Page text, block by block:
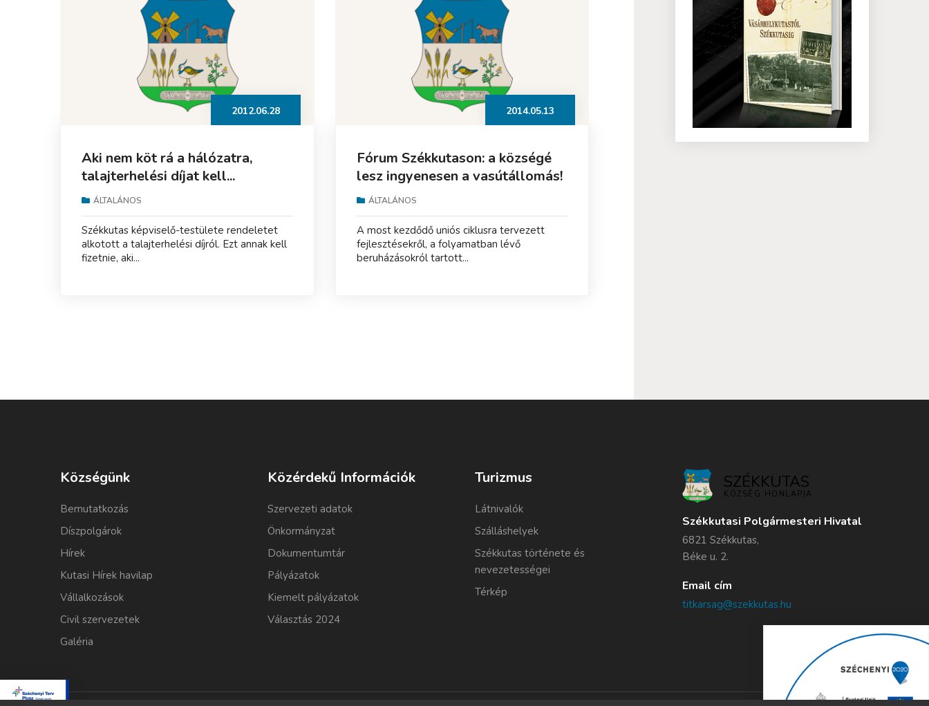
2012.06.28
Aki nem köt rá a hálózatra,
talajterhelési díjat kell...
ÁLTALÁNOS
Székkutas képviselő-testülete rendeletet
alkotott a talajterhelési díjról. Ezt annak kell
fizetnie, aki...
2014.05.13
Fórum Székkutason: a községé
lesz ingyenesen a vasútállomás!
ÁLTALÁNOS
A most kezdődő uniós ciklusra tervezett
fejlesztésekről, a folyamatban lévő
beruházásokról tartott...
Községünk
Bemutatkozás
Díszpolgárok
Hírek
Kutasi Hírek havilap
Vállalkozások
Civil szervezetek
Galéria
Közérdekű Információk
Szervezeti adatok
Önkormányzat
Dokumentumtár
Pályázatok
Kiemelt pályázatok
Választás 2024
Turizmus
Látnivalók
Szálláshelyek
Székkutas története és
nevezetességei
Térkép
SZÉKKUTAS
KÖZSÉG HONLAPJA
Székkutasi Polgármesteri Hivatal
6821 Székkutas,
Béke u. 2.
Email cím
titkarsag@szekkutas.hu